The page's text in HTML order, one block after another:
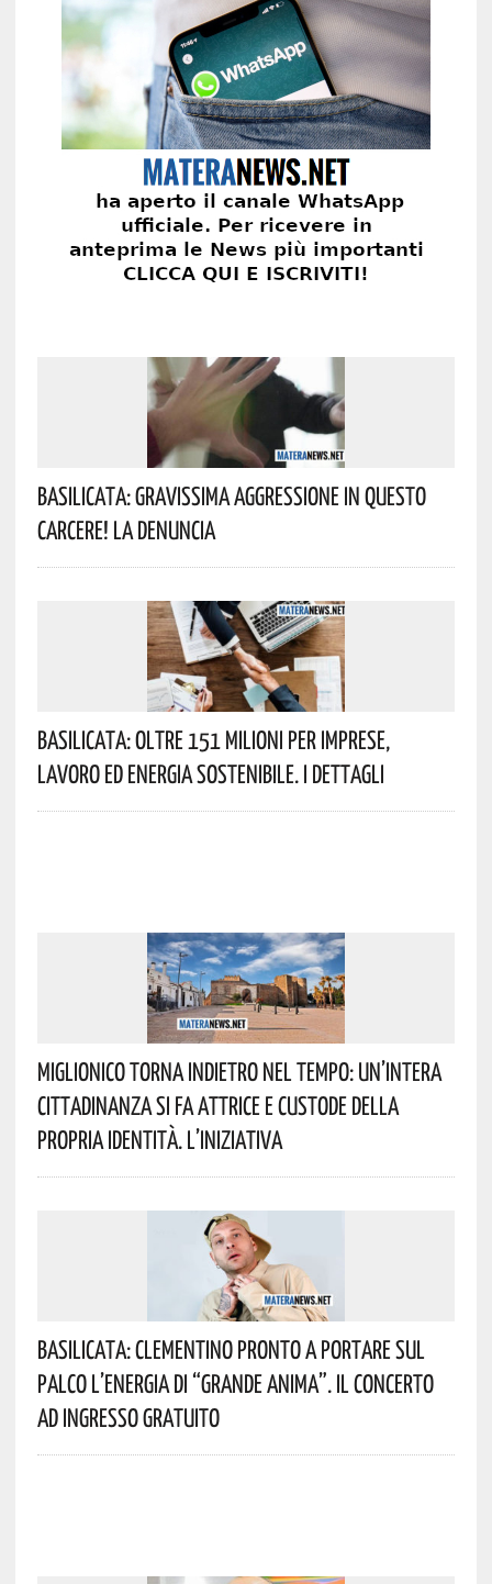
Basilicata: Gravissima Aggressione In Questo
Carcere! La Denuncia
Basilicata: Oltre 151 Milioni Per Imprese,
Lavoro Ed Energia Sostenibile. I Dettagli
Miglionico Torna Indietro Nel Tempo: Un’intera
Cittadinanza Si Fa Attrice E Custode Della
Propria Identità. L’iniziativa
Basilicata: Clementino Pronto A Portare Sul
Palco L’energia Di “Grande Anima”. Il Concerto
Ad Ingresso Gratuito